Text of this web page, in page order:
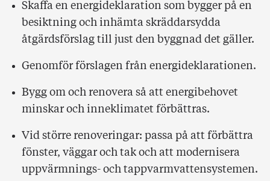
Skaffa en energideklaration som bygger på en
besiktning och inhämta skräddarsydda
åtgärdsförslag till just den byggnad det gäller.
Genomför förslagen från energideklarationen.
Bygg om och renovera så att energibehovet
minskar och inneklimatet förbättras.
Vid större renoveringar: passa på att förbättra
fönster, väggar och tak och att modernisera
uppvärmnings- och tappvarmvattensystemen.